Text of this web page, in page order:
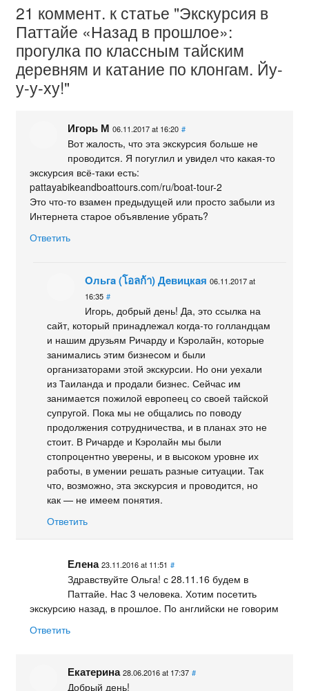
21 коммент. к статье "Экскурсия в
Паттайе «Назад в прошлое»:
прогулка по классным тайским
деревням и катание по клонгам. Йу-
у-у-ху!"
Игорь М 06.11.2017 at 16:20 #
Вот жалость, что эта экскурсия больше не
проводится. Я погуглил и увидел что какая-то
экскурсия всё-таки есть:
pattayabikeandboattours.com/ru/boat-tour-2
Это что-то взамен предыдущей или просто забыли из
Интернета старое объявление убрать?
Ответить
Oльгa (โอลก้า) Дeвицкaя 06.11.2017 at
16:35 #
Игорь, добрый день! Да, это ссылка на
сайт, который принадлежал когда-то голландцам
и нашим друзьям Ричарду и Кэролайн, которые
занимались этим бизнесом и были
организаторами этой экскурсии. Но они уехали
из Таиланда и продали бизнес. Сейчас им
занимается пожилой европеец со своей тайской
супругой. Пока мы не общались по поводу
продолжения сотрудничества, и в планах это не
стоит. В Ричарде и Кэролайн мы были
стопроцентно уверены, и в высоком уровне их
работы, в умении решать разные ситуации. Так
что, возможно, эта экскурсия и проводится, но
как — не имеем понятия.
Ответить
Елена 23.11.2016 at 11:51 #
Здравствуйте Ольга! с 28.11.16 будем в
Паттайе. Нас 3 человека. Хотим посетить
экскурсию назад, в прошлое. По английски не говорим
Ответить
Екатерина 28.06.2016 at 17:37 #
Добрый день!